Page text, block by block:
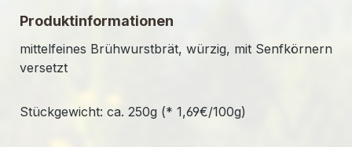
Produktinformationen
mittelfeines Brühwurstbrät, würzig, mit Senfkörnern
versetzt
Stückgewicht: ca. 250g (* 1,69€/100g)